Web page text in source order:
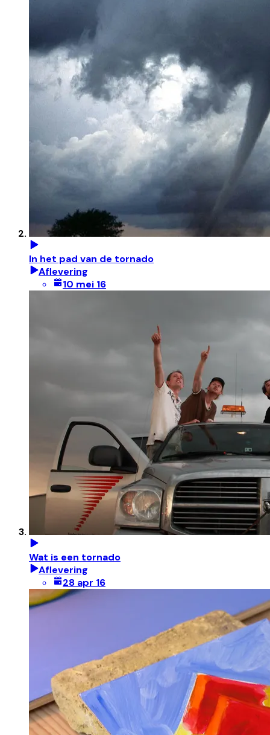
In het pad van de tornado
Aflevering
10 mei 16
Wat is een tornado
Aflevering
28 apr 16